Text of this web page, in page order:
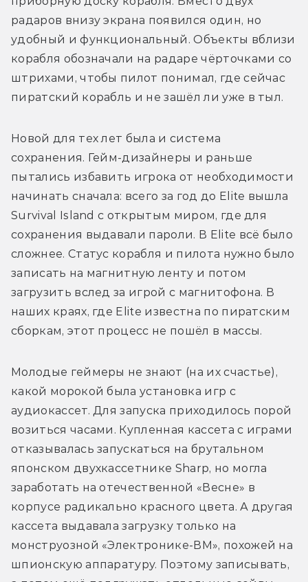
радаров внизу экрана появился один, но
удобный и функциональный. Объекты вблизи
корабля обозначали на радаре чёрточками со
штрихами, чтобы пилот понимал, где сейчас
пиратский корабль и не зашёл ли уже в тыл.
Новой для тех лет была и система
сохранения. Гейм-дизайнеры и раньше
пытались избавить игрока от необходимости
начинать сначала: всего за год до Elite вышла
Survival Island с открытым миром, где для
сохранения выдавали пароли. В Elite всё было
сложнее. Статус корабля и пилота нужно было
записать на магнитную ленту и потом
загрузить вслед за игрой с магнитофона. В
наших краях, где Elite известна по пиратским
сборкам, этот процесс не пошёл в массы.
Молодые геймеры не знают (на их счастье),
какой морокой была установка игр с
аудиокассет. Для запуска приходилось порой
возиться часами. Купленная кассета с играми
отказывалась запускаться на брутальном
японском двухкассетнике Sharp, но могла
заработать на отечественной «Весне» в
корпусе радикально красного цвета. А другая
кассета выдавала загрузку только на
монструозной «Электронике-ВМ», похожей на
шпионскую аппаратуру. Поэтому записывать,